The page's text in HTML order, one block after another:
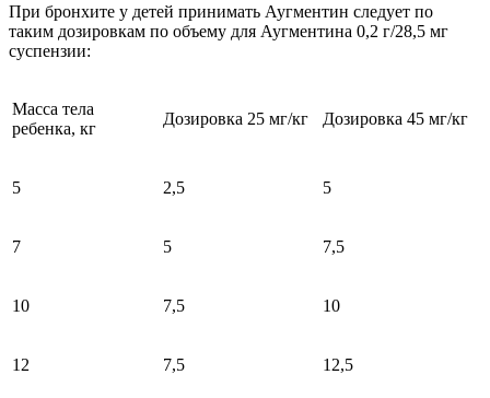
При бронхите у детей принимать Аугментин следует по
таким дозировкам по объему для Аугментина 0,2 г/28,5 мг
суспензии:
Масса тела
ребенка, кг
Дозировка 25 мг/кг Дозировка 45 мг/кг
5 2,5 5
7 5 7,5
10 7,5 10
12 7,5 12,5